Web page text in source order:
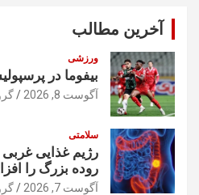
آخرین مطالب
ورزشی
بیفوما در
آگوست 8, 2026
سلامتی
رژیم غذایی
روده بزرگ را
آگوست 7, 2026